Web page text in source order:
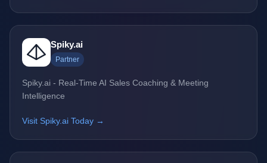
Spiky.ai
Partner
Spiky.ai - Real-Time AI Sales Coaching & Meeting
Intelligence
Visit Spiky.ai Today →